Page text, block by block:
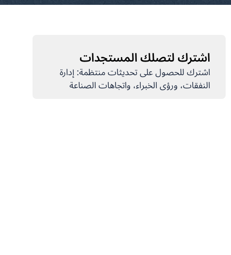
اشترك لتصلك المستجدات
اشترك للحصول على تحديثات منتظمة: إدارة
النفقات، ورؤى الخبراء، واتجاهات الصناعة